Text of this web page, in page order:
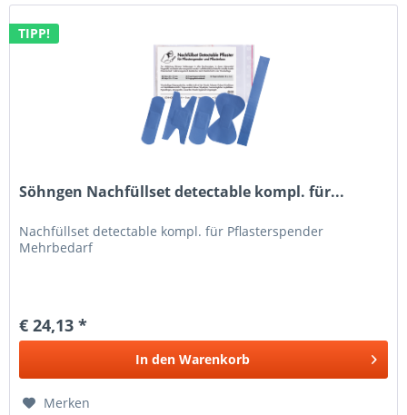
TIPP!
Söhngen Nachfüllset detectable kompl. für...
Nachfüllset detectable kompl. für Pflasterspender
Mehrbedarf
€ 24,13 *
In den Warenkorb
Merken